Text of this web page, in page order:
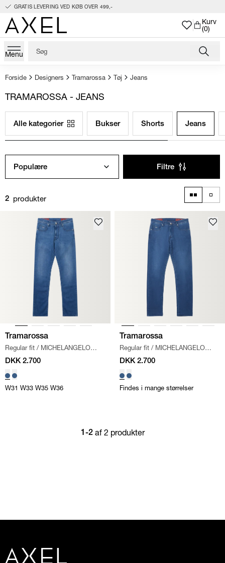
GRATIS LEVERING VED KØB OVER 499,-
Kurv
(0)
Menu
Forside Designers Tramarossa Tøj Jeans
TRAMAROSSA - JEANS
Alle kategorier Bukser Shorts Jeans
Populære Filtre
2 produkter
Tramarossa
Regular fit / MICHELANGELO
JEANS / LYS DENIM
DKK 2.700
W31 W33 W35 W36
Tramarossa
Regular fit / MICHELANGELO
JEANS / DENIM
DKK 2.700
Findes i mange størrelser
1-2 af 2 produkter